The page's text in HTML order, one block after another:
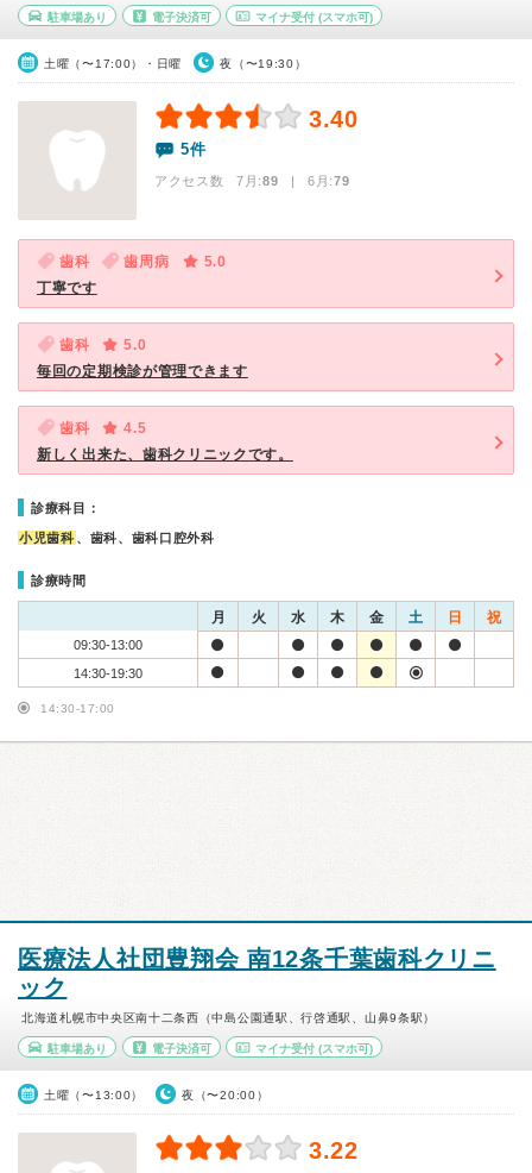
駐車場あり 電子決済可 マイナ受付 (スマホ可)
土曜（〜17:00）・日曜 夜（〜19:30）
3.40
5件
アクセス数 7月:89 | 6月:79
歯科 歯周病
5.0
丁寧です
歯科
5.0
毎回の定期検診が管理できます
歯科
4.5
新しく出来た、歯科クリニックです。
診療科目：
小児歯科 、歯科、歯科口腔外科
診療時間
月 火 水 木 金 土 日 祝
09:30-13:00
14:30-19:30
14:30-17:00
医療法人社団豊翔会 南12条千葉歯科クリニ
ック
北海道札幌市中央区南十二条西（中島公園通駅、行啓通駅、山鼻9条駅）
駐車場あり 電子決済可 マイナ受付 (スマホ可)
土曜（〜13:00） 夜（〜20:00）
3.22